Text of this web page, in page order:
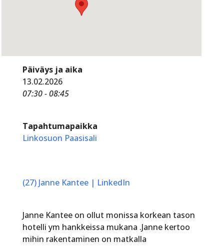
Päiväys ja aika
13.02.2026
07:30 - 08:45
Tapahtumapaikka
Linkosuon Paasisali
(27) Janne Kantee | LinkedIn
Janne Kantee on ollut monissa korkean tason
hotelli ym hankkeissa mukana .Janne kertoo
mihin rakentaminen on matkalla